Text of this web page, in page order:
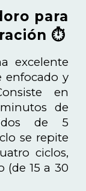
para
⏱️
excelente
enfocado y
en
de
de 5
se repite
ciclos,
(de 15 a 30